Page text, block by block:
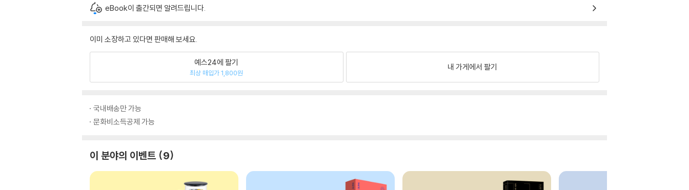
eBook이 출간되면 알려드립니다.
이미 소장하고 있다면 판매해 보세요.
예스24에 팔기
최상 매입가 1,800원
내 가게에서 팔기
국내배송만 가능
문화비소득공제 가능
이 분야의 이벤트 9